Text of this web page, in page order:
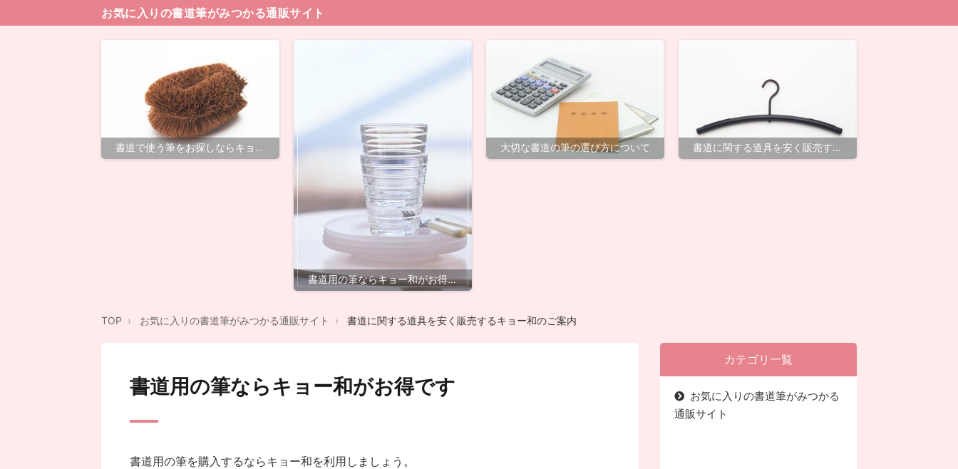
お気に入りの書道筆がみつかる通販サイト
書道で使う筆をお探しならキョー
書道用の筆ならキョー和がお得で
大切な書道の筆の選び方について
書道に関する道具を安く販売する
TOP お気に入りの書道筆がみつかる通販サイト 書道に関する道具を安く販売するキョー和のご案内
書道用の筆ならキョー和がお得です
書道用の筆を購入するならキョー和を利用しましょう。
カテゴリ一覧
お気に入りの書道筆がみつかる
通販サイト